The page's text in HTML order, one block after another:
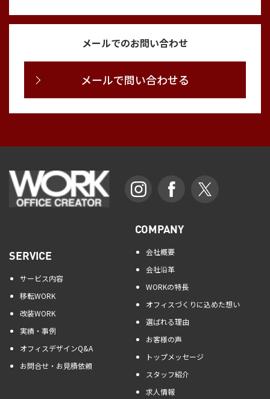
メールでのお問い合わせ
メールで問い合わせる
SERVICE
サービス内容
移転WORK
改装WORK
実績・事例
オフィスデザインQ&A
お問合せ・お見積依頼
COMPANY
会社概要
会社沿革
WORKの特長
オフィスづくりに込めた想い
選ばれる理由
お客様の声
トップメッセージ
スタッフ紹介
求人情報